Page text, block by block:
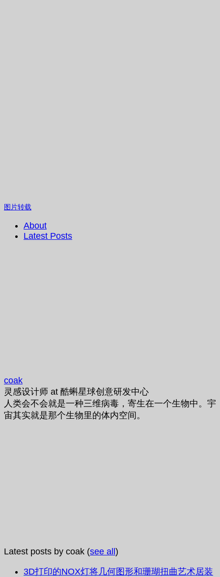
图片转载
About
Latest Posts
coak
灵感设计师 at 酷蝌星球创意研发中心
人类会不会就是一种三维病毒，寄生在一个生物中。宇
宙其实就是那个生物里的体内空间。
Latest posts by coak (see all)
3D打印的NOX灯将几何图形和珊瑚扭曲艺术居装